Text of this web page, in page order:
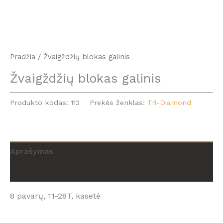
Pradžia / Žvaigždžių blokas galinis
Žvaigždžių blokas galinis
Produkto kodas: 113 Prekės ženklas: Tri-Diamond
Aprašymas
8 pavarų, 11-28T, kasetė